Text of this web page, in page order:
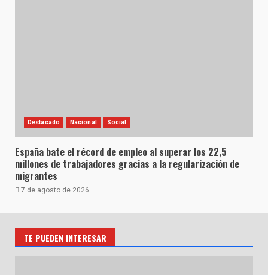
Destacado Nacional Social
España bate el récord de empleo al superar los 22,5
millones de trabajadores gracias a la regularización de
migrantes
7 de agosto de 2026
TE PUEDEN INTERESAR